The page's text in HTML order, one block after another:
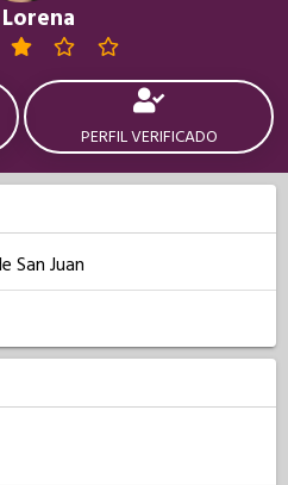
Lorena
PERFIL VERIFICADO
San Juan